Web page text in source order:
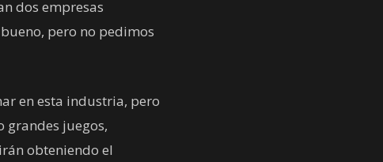
dos empresas
pero no pedimos
en esta industria, pero
grandes juegos,
obteniendo el